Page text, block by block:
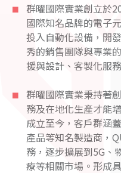
群曜國際實業創立於
國際知名品牌的電子
投入自動化設備，開
秀的銷售團隊與專業
援與設計、客製化服
群曜國際實業秉持著
務及在地化生產才能
成立至今，客戶群涵
產品等知名製造商，
務，逐步擴展到5G、
療等相關市場。形成